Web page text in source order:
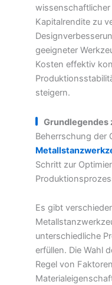
Kapitalrendite zu
geeigneter
Kosten effektiv
steigern.
Grundlegendes
Beherrschung der
Schritt zur
Es gibt
unterschiedliche
erfüllen. Die Wahl
Regel von